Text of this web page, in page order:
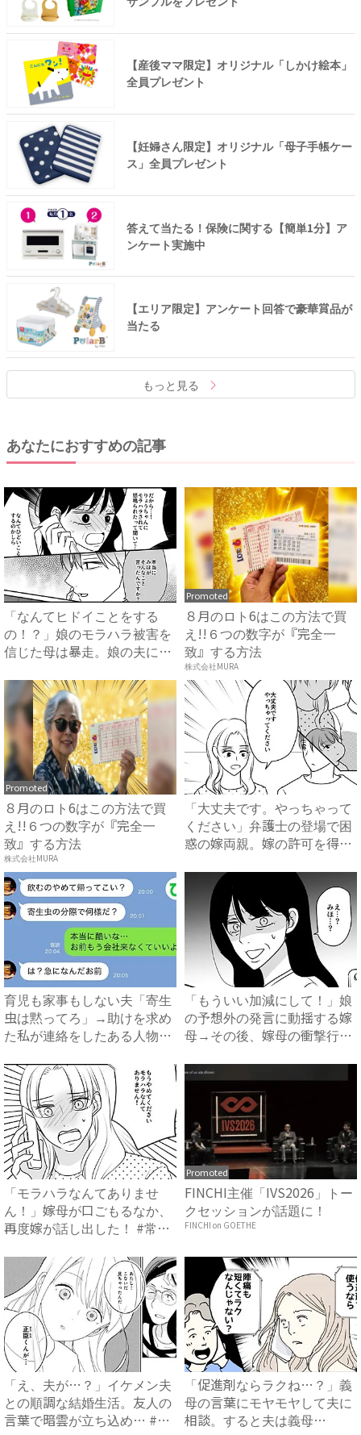
【産後ママ限定】オリジナル「しかけ絵本」
全員プレゼント
【妊婦さん限定】オリジナル「母子手帳ケー
ス」全員プレゼント
答えて当たる！保険に関する【簡単1分】ア
ンケート実施中
【エリア限定】アンケート回答で豪華賞品が
当たる
もっと見る
あなたにおすすめの記事
「なんてヒドイことをする
の！？」娘のモラハラ被害を
信じた母は暴走。娘の夫に電
Promoted
８月のロト6はこの方法で買
え!!６つの数字が『完全一
致』する方法
株式会社MURA
Promoted
８月のロト6はこの方法で買
え!!６つの数字が『完全一
致』する方法
株式会社MURA
「大丈夫です。やっちゃって
ください」弁護士の登場で困
惑の嫁両親。嫁の許可を得た
育児も家事もしない夫「寄生
虫は黙ってろ」→助けを求め
た私が連絡をしたある人物と
「もういい加減にして！」娘
の予想外の発言に動揺する嫁
母→その後、嫁母の衝撃行動
「モラハラなんてありませ
ん！」嫁母が口ごもるなか、
再度嫁が話し出した！ #常識
Promoted
FINCHI主催「IVS2026」トー
クセッションが話題に！
FINCHI on GOETHE
「え、夫が…？」イケメン夫
との順調な結婚生活。友人の
言葉で暗雲が立ち込め… #
「促進剤ならラクね…？」義
母の言葉にモヤモヤして夫に
相談。すると夫は義母